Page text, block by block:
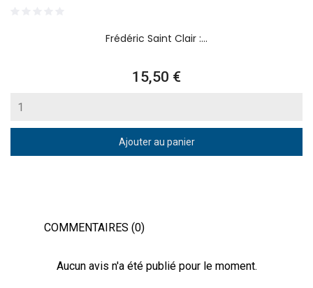
Frédéric Saint Clair :...
Prix
15,50 €
Ajouter au panier
COMMENTAIRES (0)
Aucun avis n'a été publié pour le moment.